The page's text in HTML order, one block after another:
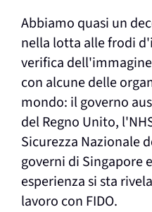
Abbiamo quasi un
nella lotta alle frodi
verifica
con alcune delle
mondo: il governo
del Regno Unito,
Sicurezza Nazionale
governi di Singapore
esperienza si sta
lavoro con FIDO.